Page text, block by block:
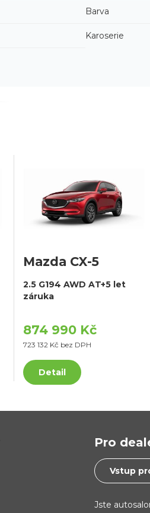
Barva
Karoserie
Mazda CX-5
2.5 G194 AWD AT+5 let
záruka
874 990 Kč
723 132 Kč bez DPH
Detail
Pro
Vstup
Jste